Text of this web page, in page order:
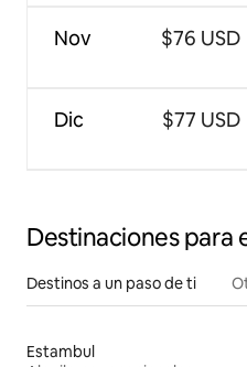
Nov
Dic
$76 USD
$77 USD
Destinaciones para
Destinos a un paso de ti
Estambul